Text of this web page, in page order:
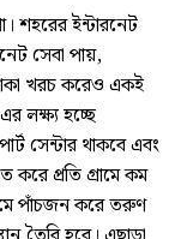
শহরের ইন্টারনেট
সেবা পায়,
খরচ করেও একই
লক্ষ্য হচ্ছে
সেন্টার থাকবে এবং
করে প্রতি গ্রামে কম
পাঁচজন করে তরুণ